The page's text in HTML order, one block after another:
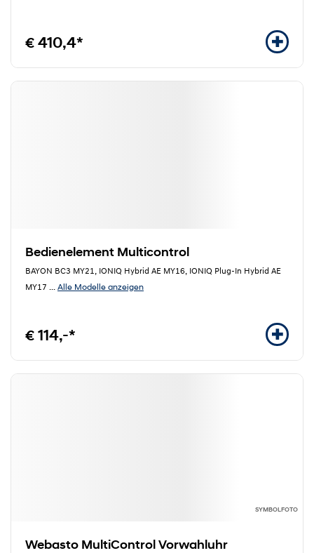
€ 410,4*
Bedienelement Multicontrol
BAYON BC3 MY21, IONIQ Hybrid AE MY16, IONIQ Plug-In Hybrid AE
MY17 ... Alle Modelle anzeigen
€ 114,-*
SYMBOLFOTO
Webasto MultiControl Vorwahluhr